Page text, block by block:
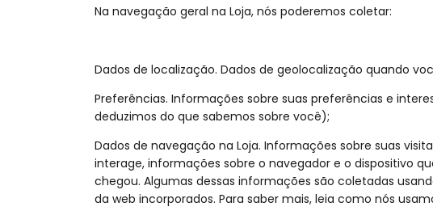
Na navegação geral na Loja, nós poderemos coletar:
Dados de localização. Dados de geolocalização quando
Preferências. Informações sobre suas preferências e
deduzimos do que sabemos sobre você);
Dados de navegação na Loja. Informações sobre suas
interage, informações sobre o navegador e o dispositivo
chegou. Algumas dessas informações são coletadas
da web incorporados. Para saber mais, leia como nós